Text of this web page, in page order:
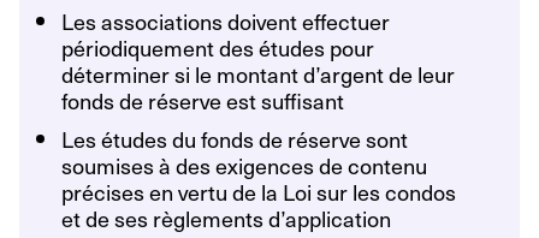
Les associations doivent effectuer
périodiquement des études pour
déterminer si le montant d’argent de leur
fonds de réserve est suffisant
Les études du fonds de réserve sont
soumises à des exigences de contenu
précises en vertu de la Loi sur les condos
et de ses règlements d’application